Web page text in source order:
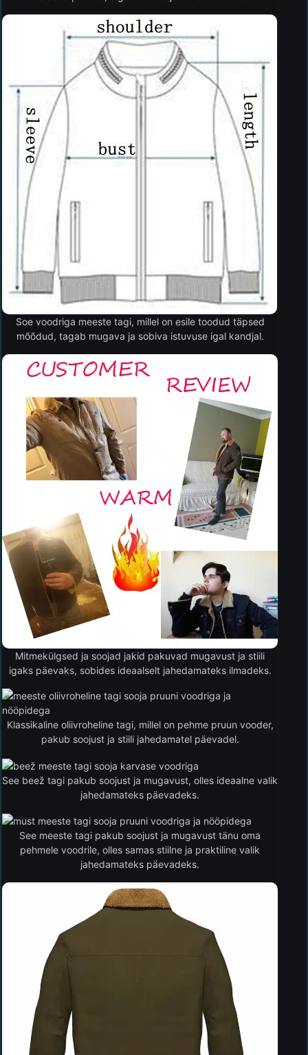
Soe voodriga meeste tagi, millel on esile toodud täpsed
mõõdud, tagab mugava ja sobiva istuvuse igal kandjal.
Mitmekülgsed ja soojad jakid pakuvad mugavust ja stiili
igaks päevaks, sobides ideaalselt jahedamateks ilmadeks.
Klassikaline oliivroheline tagi, millel on pehme pruun vooder,
pakub soojust ja stiili jahedamatel päevadel.
See beež tagi pakub soojust ja mugavust, olles ideaalne valik
jahedamateks päevadeks.
See meeste tagi pakub soojust ja mugavust tänu oma
pehmele voodrile, olles samas stiilne ja praktiline valik
jahedamateks päevadeks.